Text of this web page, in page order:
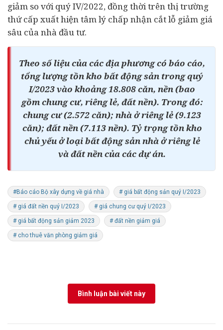
giảm so với quý IV/2022, đồng thời trên thị trường
thứ cấp xuất hiện tâm lý chấp nhận cắt lỗ giảm giá
sâu của nhà đầu tư.
Theo số liệu của các địa phương có báo cáo,
tổng lượng tồn kho bất động sản trong quý
I/2023 vào khoảng 18.808 căn, nền (bao
gồm chung cư, riêng lẻ, đất nền). Trong đó:
chung cư (2.572 căn); nhà ở riêng lẻ (9.123
căn); đất nền (7.113 nền). Tỷ trọng tồn kho
chủ yếu ở loại bất động sản nhà ở riêng lẻ
và đất nền của các dự án.
#Báo cáo Bộ xây dựng về giá nhà # giá bất động sản quý I/2023
# giá đất nền quý I/2023 # giá chung cư quý I/2023
# giá bất động sản giảm 2023 # đất nền giảm giá
# cho thuê văn phòng giảm giá
Bình luận bài viết này